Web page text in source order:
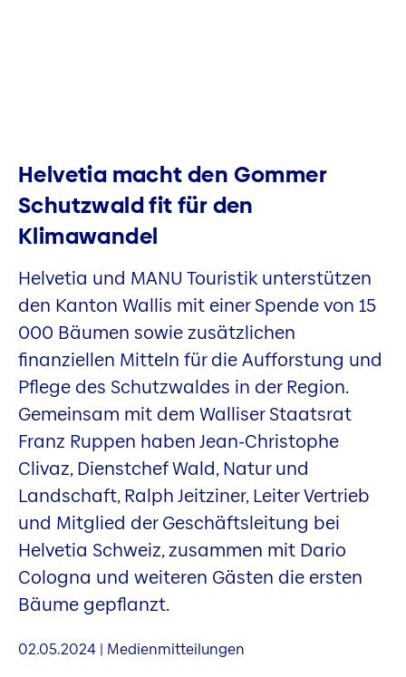
Helvetia macht den Gommer
Schutzwald fit für den
Klimawandel
Helvetia und MANU Touristik unterstützen
den Kanton Wallis mit einer Spende von 15
000 Bäumen sowie zusätzlichen
finanziellen Mitteln für die Aufforstung und
Pflege des Schutzwaldes in der Region.
Gemeinsam mit dem Walliser Staatsrat
Franz Ruppen haben Jean-Christophe
Clivaz, Dienstchef Wald, Natur und
Landschaft, Ralph Jeitziner, Leiter Vertrieb
und Mitglied der Geschäftsleitung bei
Helvetia Schweiz, zusammen mit Dario
Cologna und weiteren Gästen die ersten
Bäume gepflanzt.
02.05.2024 | Medienmitteilungen